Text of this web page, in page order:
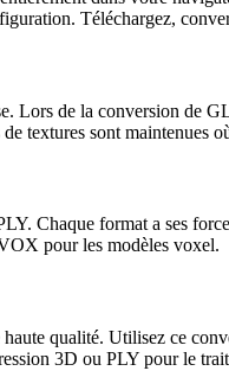
Téléchargez,
Lors de la conversion de
textures sont maintenues
Chaque format a ses
pour les modèles voxel.
qualité. Utilisez ce
3D ou PLY pour le